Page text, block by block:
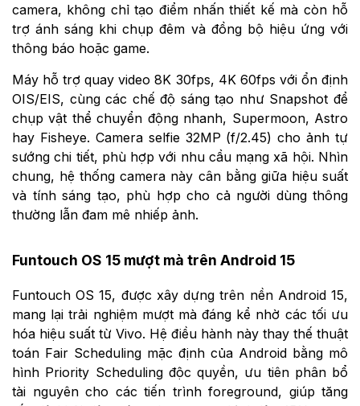
camera, không chỉ tạo điểm nhấn thiết kế mà còn hỗ
trợ ánh sáng khi chụp đêm và đồng bộ hiệu ứng với
thông báo hoặc game.
Máy hỗ trợ quay video 8K 30fps, 4K 60fps với ổn định
OIS/EIS, cùng các chế độ sáng tạo như Snapshot để
chụp vật thể chuyển động nhanh, Supermoon, Astro
hay Fisheye. Camera selfie 32MP (f/2.45) cho ảnh tự
sướng chi tiết, phù hợp với nhu cầu mạng xã hội. Nhìn
chung, hệ thống camera này cân bằng giữa hiệu suất
và tính sáng tạo, phù hợp cho cả người dùng thông
thường lẫn đam mê nhiếp ảnh.
Funtouch OS 15 mượt mà trên Android 15
Funtouch OS 15, được xây dựng trên nền Android 15,
mang lại trải nghiệm mượt mà đáng kể nhờ các tối ưu
hóa hiệu suất từ Vivo. Hệ điều hành này thay thế thuật
toán Fair Scheduling mặc định của Android bằng mô
hình Priority Scheduling độc quyền, ưu tiên phân bổ
tài nguyên cho các tiến trình foreground, giúp tăng